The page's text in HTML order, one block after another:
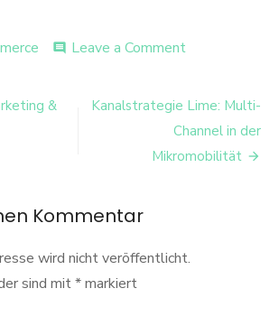
comment Leave a Commenton
Optimierung:
Zukunft
des
&
Kanalstrategie Lime: Multi-
Channel in der
Mikromobilität
Kommentar
wird nicht veröffentlicht.
sind mit*markiert